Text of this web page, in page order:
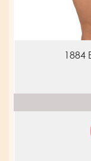
1884